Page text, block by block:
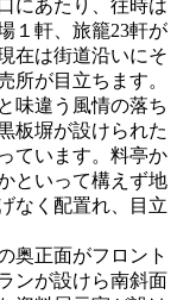
にあたり、往時は
１軒、旅籠23軒が
在は街道沿いにそ
所が目立ちます。
味違う風情の落ち
板塀が設けられた
ています。料亭か
といって構えず地
なく配置れ、目立
奥正面がフロント
ンが設けら南斜面